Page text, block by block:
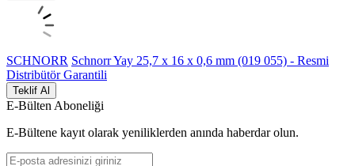
SCHNORR Schnorr Yay 25,7 x 16 x 0,6 mm (019 055) - Resmi
Distribütör Garantili
Teklif Al
E-Bülten Aboneliği
E-Bültene kayıt olarak yeniliklerden anında haberdar olun.